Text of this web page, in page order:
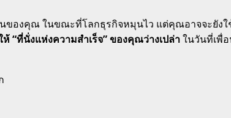
องคุณ ในขณะที่โลกธุรกิจหมุนไว แต่คุณอาจจะยังใช้
“ที่นั่งแห่งความสำเร็จ” ของคุณว่างเปล่าในวันที่เพื่